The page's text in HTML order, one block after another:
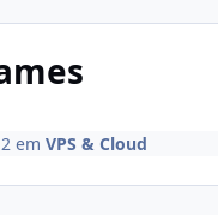
em VPS & Cloud